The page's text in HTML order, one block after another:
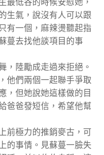
最低谷的時候安慰她，
生氣，說沒有人可以跟
有一個，麻辣燙聽起指
蔓去找他談項目的事
陸勵成走過來拒絕。
他們兩個一起聯手爭取
，但她說她這樣做的目
爸爸發短信，希望他幫
極力的推銷麥古，可
的事情。見蘇蔓一臉失